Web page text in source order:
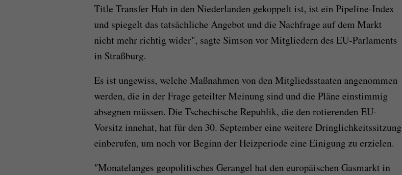
Title Transfer Hub in den Niederlanden gekoppelt ist, ist ein Pipeline-Index
und spiegelt das tatsächliche Angebot und die Nachfrage auf dem Markt
nicht mehr richtig wider", sagte Simson vor Mitgliedern des EU-Parlaments
in Straßburg.
Es ist ungewiss, welche Maßnahmen von den Mitgliedsstaaten angenommen
werden, die in der Frage geteilter Meinung sind und die Pläne einstimmig
absegnen müssen. Die Tschechische Republik, die den rotierenden EU-
Vorsitz innehat, hat für den 30. September eine weitere Dringlichkeitssitzung
einberufen, um noch vor Beginn der Heizperiode eine Einigung zu erzielen.
"Monatelanges geopolitisches Gerangel hat den europäischen Gasmarkt in